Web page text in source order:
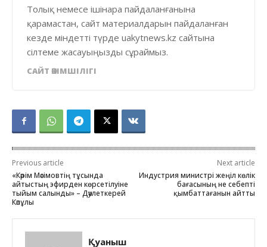
Толық немесе ішінара пайдаланғанына
қарамастан, сайт материалдарын пайдаланған
кезде міндетті түрде uakytnews.kz сайтына
сілтеме жасауыңызды сұраймыз.
САЙТ ӘКІМШІЛІГІ
Previous article
«Кәрім Мәсімовтің тұсында
айтыстың эфирден көрсетілуіне
тыйым салынды» – Дәулеткерей
Кәпұлы
Next article
Индустрия министрі жеңіл көлік
бағасының не себепті
қымбаттағанын айтты
Қуаныш